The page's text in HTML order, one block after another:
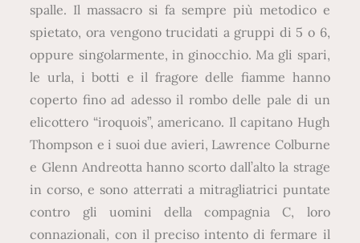
spalle. Il massacro si fa sempre più metodico e
spietato, ora vengono trucidati a gruppi di 5 o 6,
oppure singolarmente, in ginocchio. Ma gli spari,
le urla, i botti e il fragore delle fiamme hanno
coperto fino ad adesso il rombo delle pale di un
elicottero “iroquois”, americano. Il capitano Hugh
Thompson e i suoi due avieri, Lawrence Colburne
e Glenn Andreotta hanno scorto dall’alto la strage
in corso, e sono atterrati a mitragliatrici puntate
contro gli uomini della compagnia C, loro
connazionali, con il preciso intento di fermare il